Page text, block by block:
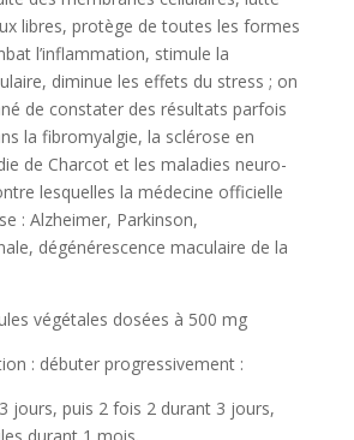
libres, protège de toutes les formes
l’inflammation, stimule la
diminue les effets du stress ; on
de constater des résultats parfois
la fibromyalgie, la sclérose en
de Charcot et les maladies neuro-
lesquelles la médecine officielle
: Alzheimer, Parkinson,
dégénérescence maculaire de la
végétales dosées à 500 mg
: débuter progressivement :
jours, puis 2 fois 2 durant 3 jours,